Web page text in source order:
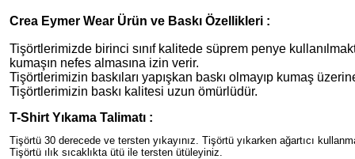
Crea Eymer Wear Ürün ve Baskı Özellikleri :
Tişörtlerimizde birinci sınıf kalitede süprem penye
kumaşın nefes almasına izin verir.
Tişörtlerimizin baskıları yapışkan baskı olmayıp kumaş
Tişörtlerimizin baskı kalitesi uzun ömürlüdür.
T-Shirt Yıkama Talimatı :
Tişörtü 30 derecede ve tersten yıkayınız. Tişörtü yıkarken ağartıcı
Tişörtü ılık sıcaklıkta ütü ile tersten ütüleyiniz.